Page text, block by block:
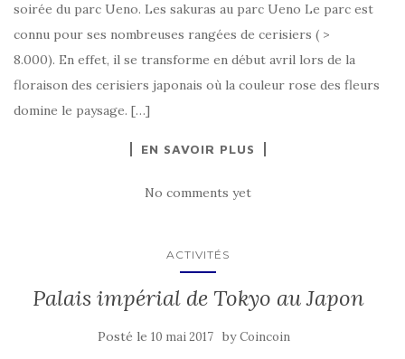
soirée du parc Ueno. Les sakuras au parc Ueno Le parc est
connu pour ses nombreuses rangées de cerisiers ( >
8.000). En effet, il se transforme en début avril lors de la
floraison des cerisiers japonais où la couleur rose des fleurs
domine le paysage. […]
EN SAVOIR PLUS
No comments yet
ACTIVITÉS
Palais impérial de Tokyo au Japon
Posté le 10 mai 2017 byCoincoin